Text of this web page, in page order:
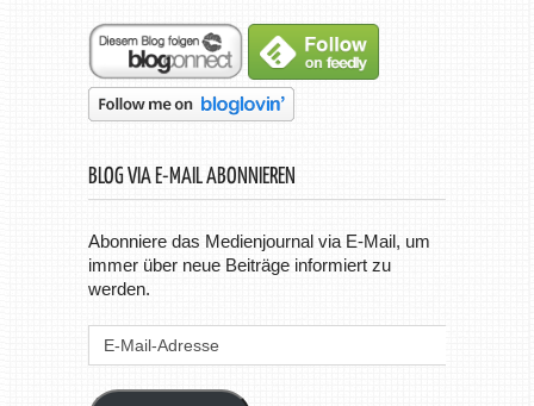
BLOG VIA E-MAIL ABONNIEREN
Abonniere das Medienjournal via E-Mail, um
immer über neue Beiträge informiert zu
werden.